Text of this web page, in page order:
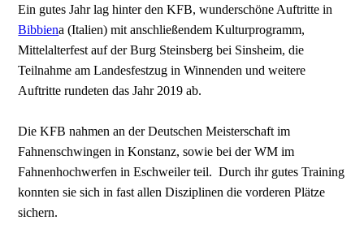
Ein gutes Jahr lag hinter den KFB, wunderschöne Auftritte in
Bibbiena (Italien) mit anschließendem Kulturprogramm,
Mittelalterfest auf der Burg Steinsberg bei Sinsheim, die
Teilnahme am Landesfestzug in Winnenden und weitere
Auftritte rundeten das Jahr 2019 ab.
Die KFB nahmen an der Deutschen Meisterschaft im
Fahnenschwingen in Konstanz, sowie bei der WM im
Fahnenhochwerfen in Eschweiler teil. Durch ihr gutes Training
konnten sie sich in fast allen Disziplinen die vorderen Plätze
sichern.